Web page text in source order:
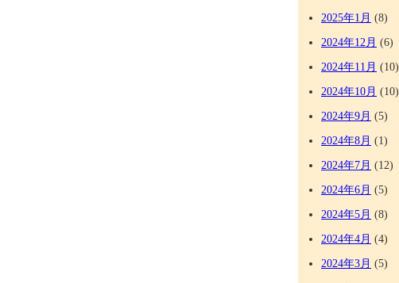
2025年1月 (8)
2024年12月 (6)
2024年11月 (10)
2024年10月 (10)
2024年9月 (5)
2024年8月 (1)
2024年7月 (12)
2024年6月 (5)
2024年5月 (8)
2024年4月 (4)
2024年3月 (5)